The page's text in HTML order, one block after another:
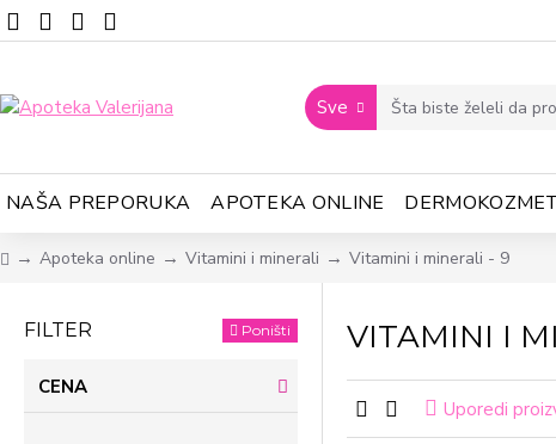
Sve
NAŠA PREPORUKA APOTEKA ONLINE
Apoteka online Vitamini i minerali Vitamini i minerali - 9
FILTER Poništi
CENA
VITAMINI I
Uporedi